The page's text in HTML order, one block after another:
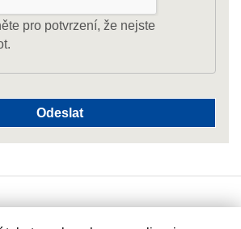
pro potvrzení, že nejste